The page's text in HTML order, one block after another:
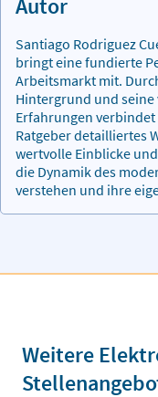
Autor
Santiago Rodriguez
bringt eine fundierte
Arbeitsmarkt mit.
Hintergrund und
Erfahrungen
Ratgeber detailliertes
wertvolle Einblicke
die Dynamik des
verstehen und ihre
Weitere